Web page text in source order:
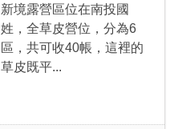
新境露營區位在南投國
姓，全草皮營位，分為6
區，共可收40帳，這裡的
草皮既平...